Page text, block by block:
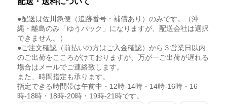
●配送は佐川急便（追跡番号・補償あり）のみです。（沖
縄・離島のみ「ゆうパック」になりますが、配送会社は選択
できません。）
●ご注文確認（前払いの方はご入金確認）から３営業日以内
のご出荷をこころがけておりますが、万が一ご出荷が遅れる
場合はメールでご連絡致します。
また、時間指定も承ります。
指定できる時間帯は午前中・12時-14時・14時-16時・16
時-18時・18時-20時・19時-21時です。